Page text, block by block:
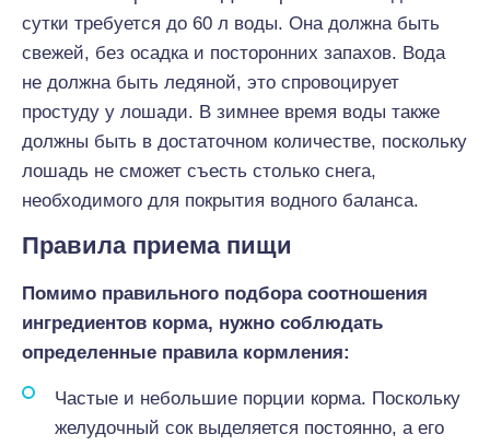
сутки требуется до 60 л воды. Она должна быть
свежей, без осадка и посторонних запахов. Вода
не должна быть ледяной, это спровоцирует
простуду у лошади. В зимнее время воды также
должны быть в достаточном количестве, поскольку
лошадь не сможет съесть столько снега,
необходимого для покрытия водного баланса.
Правила приема пищи
Помимо правильного подбора соотношения
ингредиентов корма, нужно соблюдать
определенные правила кормления:
Частые и небольшие порции корма. Поскольку
желудочный сок выделяется постоянно, а его